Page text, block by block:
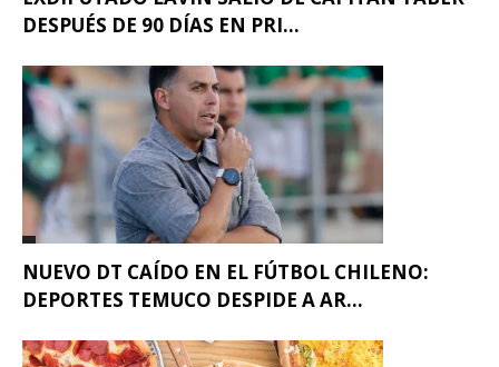
DESPUÉS DE 90 DÍAS EN PRI...
NUEVO DT CAÍDO EN EL FÚTBOL CHILENO:
DEPORTES TEMUCO DESPIDE A AR...